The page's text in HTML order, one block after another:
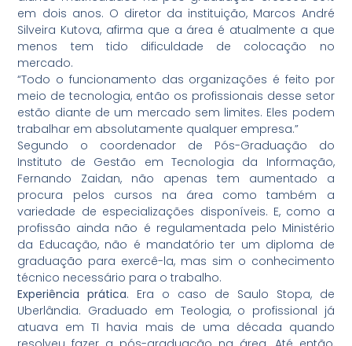
em dois anos. O diretor da instituição, Marcos André
Silveira Kutova, afirma que a área é atualmente a que
menos tem tido dificuldade de colocação no
mercado.
“Todo o funcionamento das organizações é feito por
meio de tecnologia, então os profissionais desse setor
estão diante de um mercado sem limites. Eles podem
trabalhar em absolutamente qualquer empresa.”
Segundo o coordenador de Pós-Graduação do
Instituto de Gestão em Tecnologia da Informação,
Fernando Zaidan, não apenas tem aumentado a
procura pelos cursos na área como também a
variedade de especializações disponíveis. E, como a
profissão ainda não é regulamentada pelo Ministério
da Educação, não é mandatório ter um diploma de
graduação para exercê-la, mas sim o conhecimento
técnico necessário para o trabalho.
Experiência prática. Era o caso de Saulo Stopa, de
Uberlândia. Graduado em Teologia, o profissional já
atuava em TI havia mais de uma década quando